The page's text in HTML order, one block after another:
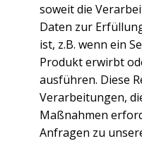
soweit die
Daten zur
ist, z.B. wenn ein
Produkt erwirbt
ausführen. Diese
Verarbeitungen,
Maßnahmen
Anfragen zu